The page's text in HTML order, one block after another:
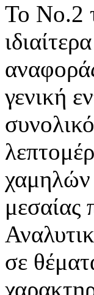
Το No.2
γενική
χαμηλών
μεσαίας
σε